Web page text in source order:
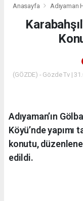
Anasayfa Adıyaman
(GÖZDE) - Gözde Tv |
Adıyaman’ın
Köyü’nde yapımı
konutu,
edildi.